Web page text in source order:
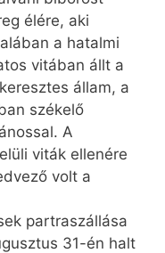
élére, aki
a hatalmi
vitában állt a
állam, a
székelő
A
viták ellenére
volt a
partraszállása
31-én halt